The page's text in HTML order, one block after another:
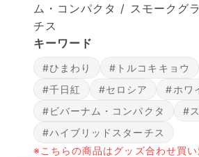
ム・コンパクタ / スモークグ
チス
キーワード
#ひまわり #トルコキキョウ
#千日紅
#セロシア
#ホワ
#ビバーナム・コンパクタ
#
#ハイブリッドスターチス
※こちらの商品はグッズ合わせ買